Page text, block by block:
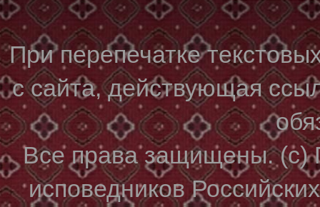
При перепечатке
с сайта, действующая
Все права защищены. (с)
исповедников